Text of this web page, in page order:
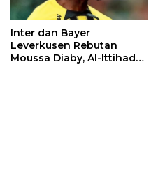
Inter dan Bayer
Leverkusen Rebutan
Moussa Diaby, Al-Ittihad